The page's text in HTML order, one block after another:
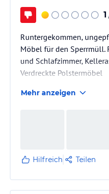
1
Runtergekommen,
Möbel für den Sperrmüll.
und Schlafzimmer,
Verdreckte Polstermöbel
Mehr anzeigen
Hilfreich Teilen